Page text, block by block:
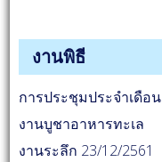
งานพิธี
การประชุมประจำเดือน
งานบูชาอาหารทะเล
งานระลึก 23/12/2561